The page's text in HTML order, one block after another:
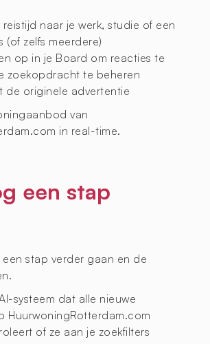
naar je werk, studie of een
(of zelfs meerdere)
op in je Board om reacties te
zoekopdracht te beheren
de originele advertentie
van
in real-time.
een stap
stap verder gaan en de
systeem dat alle nieuwe
HuurwoningRotterdam.com
of ze aan je zoekfilters